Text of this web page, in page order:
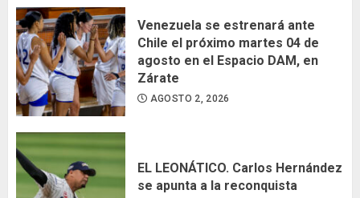
Venezuela se estrenará ante
Chile el próximo martes 04 de
agosto en el Espacio DAM, en
Zárate
AGOSTO 2, 2026
EL LEONÁTICO. Carlos Hernández
se apunta a la reconquista